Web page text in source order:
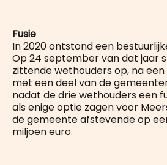
Fusie
In 2020 ontstond een
Op 24 september van dat jaar
zittende wethouders op, na
met een deel van de
nadat de drie wethouders een
als enige optie zagen voor
de gemeente afstevende op
miljoen euro.